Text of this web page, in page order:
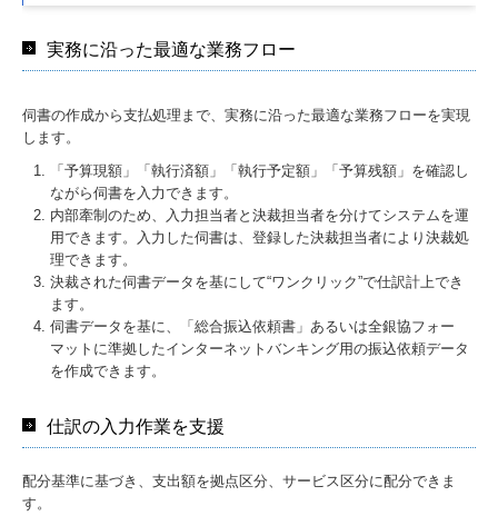
実務に沿った最適な業務フロー
伺書の作成から支払処理まで、実務に沿った最適な業務フローを実現
します。
「予算現額」「執行済額」「執行予定額」「予算残額」を確認し
ながら伺書を入力できます。
内部牽制のため、入力担当者と決裁担当者を分けてシステムを運
用できます。入力した伺書は、登録した決裁担当者により決裁処
理できます。
決裁された伺書データを基にして“ワンクリック”で仕訳計上でき
ます。
伺書データを基に、「総合振込依頼書」あるいは全銀協フォー
マットに準拠したインターネットバンキング用の振込依頼データ
を作成できます。
仕訳の入力作業を支援
配分基準に基づき、支出額を拠点区分、サービス区分に配分できま
す。